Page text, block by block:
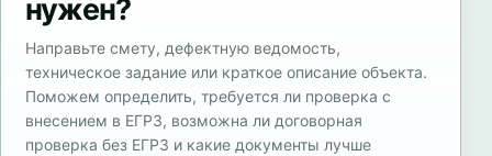
нужен?
Направьте смету, дефектную ведомость,
техническое задание или краткое описание объекта.
Поможем определить, требуется ли проверка с
внесением в ЕГРЗ, возможна ли договорная
проверка без ЕГРЗ и какие документы лучше